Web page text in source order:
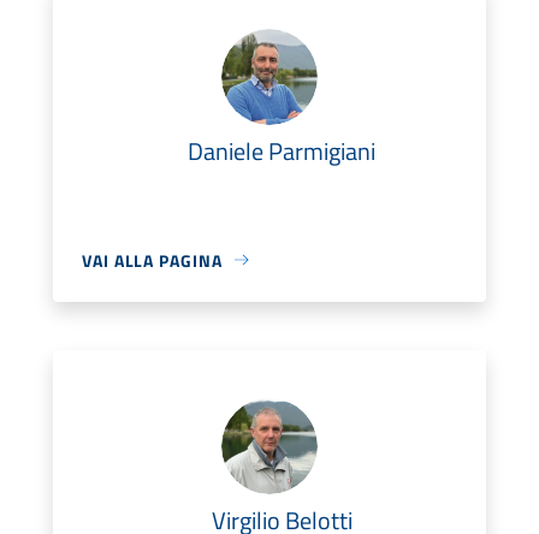
Daniele Parmigiani
VAI ALLA PAGINA
Virgilio Belotti